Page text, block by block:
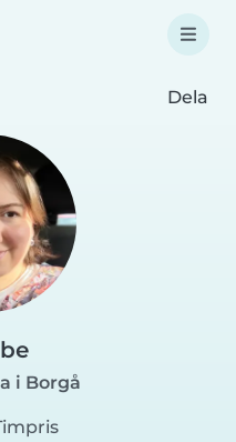
Dela
i Borgå